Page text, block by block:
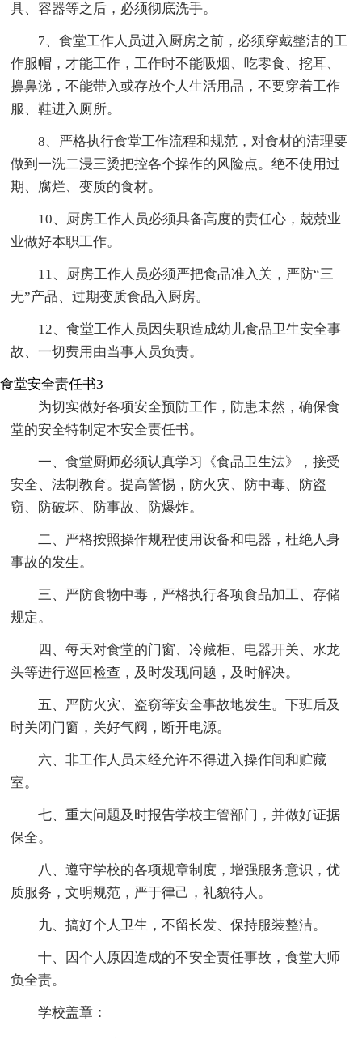
具、容器等之后，必须彻底洗手。
7、食堂工作人员进入厨房之前，必须穿戴整洁的工
作服帽，才能工作，工作时不能吸烟、吃零食、挖耳、
擤鼻涕，不能带入或存放个人生活用品，不要穿着工作
服、鞋进入厕所。
8、严格执行食堂工作流程和规范，对食材的清理要
做到一洗二浸三烫把控各个操作的风险点。绝不使用过
期、腐烂、变质的食材。
10、厨房工作人员必须具备高度的责任心，兢兢业
业做好本职工作。
11、厨房工作人员必须严把食品准入关，严防“三
无”产品、过期变质食品入厨房。
12、食堂工作人员因失职造成幼儿食品卫生安全事
故、一切费用由当事人员负责。
食堂安全责任书3
为切实做好各项安全预防工作，防患未然，确保食
堂的安全特制定本安全责任书。
一、食堂厨师必须认真学习《食品卫生法》，接受
安全、法制教育。提高警惕，防火灾、防中毒、防盗
窃、防破坏、防事故、防爆炸。
二、严格按照操作规程使用设备和电器，杜绝人身
事故的发生。
三、严防食物中毒，严格执行各项食品加工、存储
规定。
四、每天对食堂的门窗、冷藏柜、电器开关、水龙
头等进行巡回检查，及时发现问题，及时解决。
五、严防火灾、盗窃等安全事故地发生。下班后及
时关闭门窗，关好气阀，断开电源。
六、非工作人员未经允许不得进入操作间和贮藏
室。
七、重大问题及时报告学校主管部门，并做好证据
保全。
八、遵守学校的各项规章制度，增强服务意识，优
质服务，文明规范，严于律己，礼貌待人。
九、搞好个人卫生，不留长发、保持服装整洁。
十、因个人原因造成的不安全责任事故，食堂大师
负全责。
学校盖章：